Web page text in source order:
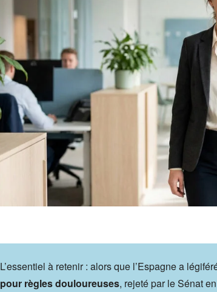
L’essentiel à retenir : alors que l’Espagne a
pour règles douloureuses, rejeté par le Sénat